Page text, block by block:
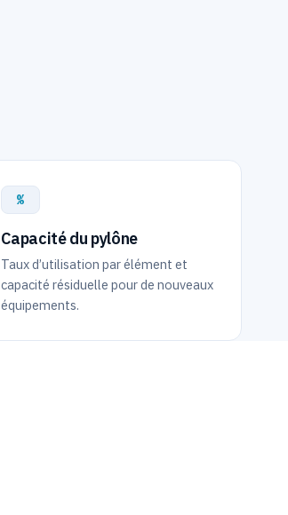
%
Capacité du pylône
Taux d’utilisation par élément et
capacité résiduelle pour de nouveaux
équipements.